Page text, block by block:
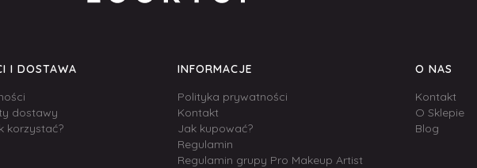
I DOSTAWA
dostawy
korzystać?
INFORMACJE
Polityka prywatności
Kontakt
Jak kupować?
Regulamin
Regulamin grupy Pro Makeup Artist
O NAS
Kontakt
O Sklepie
Blog